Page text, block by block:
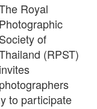
Royal
Photographic
Society of
(RPST)
invites
photographers
to participate